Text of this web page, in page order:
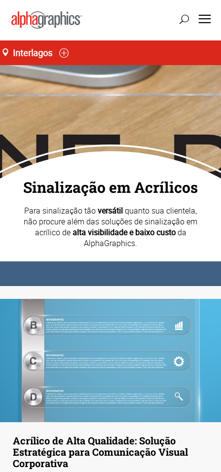
Interlagos
Home
Sinalização em Acrílicos
Para sinalização tãoversátilquanto sua clientela,
não procure além das soluções de sinalização em
acrílico dealta visibilidade e baixo custoda
AlphaGraphics.
Acrílico de Alta Qualidade: Solução
Estratégica para Comunicação Visual
Corporativa